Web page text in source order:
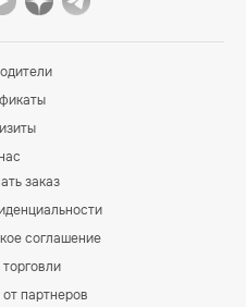
заказ
соглашение
партнеров